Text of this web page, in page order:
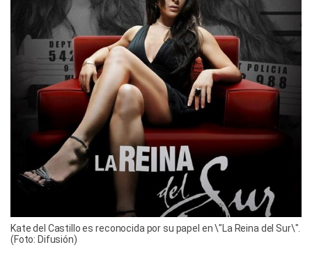
Kate del Castillo es reconocida por su papel en \"La Reina del Sur\".
(Foto: Difusión)